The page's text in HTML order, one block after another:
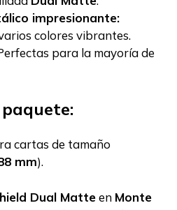
impresionante:
colores vibrantes.
para la mayoría de
cartas de tamaño
mm).
Dual Matteen Monte